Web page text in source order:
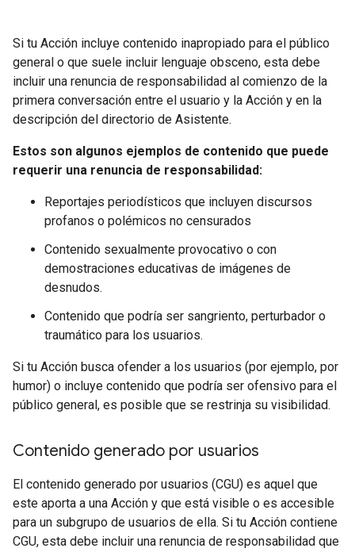
Si tu Acción incluye contenido inapropiado para el público
general o que suele incluir lenguaje obsceno, esta debe
incluir una renuncia de responsabilidad al comienzo de la
primera conversación entre el usuario y la Acción y en la
descripción del directorio de Asistente.
Estos son algunos ejemplos de contenido que puede
requerir una renuncia de responsabilidad:
Reportajes periodísticos que incluyen discursos
profanos o polémicos no censurados
Contenido sexualmente provocativo o con
demostraciones educativas de imágenes de
desnudos.
Contenido que podría ser sangriento, perturbador o
traumático para los usuarios.
Si tu Acción busca ofender a los usuarios (por ejemplo, por
humor) o incluye contenido que podría ser ofensivo para el
público general, es posible que se restrinja su visibilidad.
Contenido generado por usuarios
El contenido generado por usuarios (CGU) es aquel que
este aporta a una Acción y que está visible o es accesible
para un subgrupo de usuarios de ella. Si tu Acción contiene
CGU, esta debe incluir una renuncia de responsabilidad que